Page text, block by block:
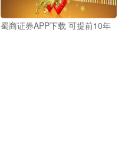
蜀商证券APP下载 可提前10年